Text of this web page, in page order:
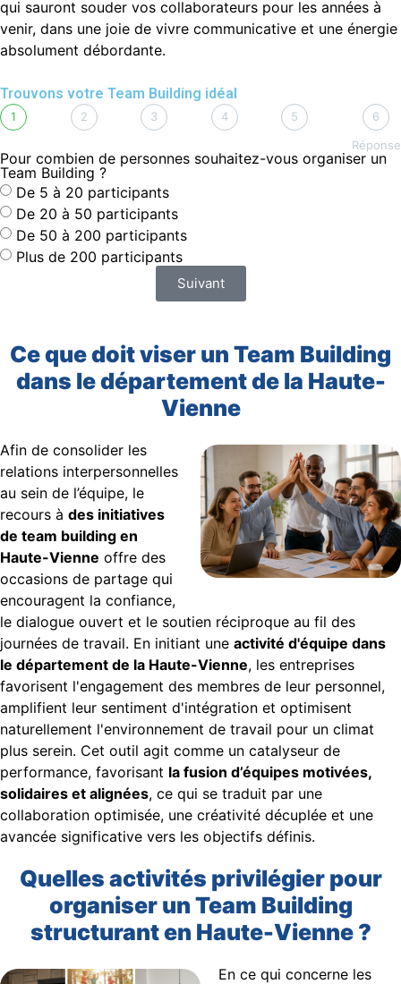
qui sauront souder vos collaborateurs pour les années à
venir, dans une joie de vivre communicative et une énergie
absolument débordante.
Trouvons votre Team Building idéal
1 2 3 4 5
6
Réponse
Pour combien de personnes souhaitez-vous organiser un
Team Building ?
De 5 à 20 participants
De 20 à 50 participants
De 50 à 200 participants
Plus de 200 participants
Suivant
Ce que doit viser un Team Building
dans le département de la Haute-
Vienne
Afin de consolider les
relations interpersonnelles
au sein de l’équipe, le
recours à des initiatives
de team building en
Haute-Vienne offre des
occasions de partage qui
encouragent la confiance,
le dialogue ouvert et le soutien réciproque au fil des
journées de travail. En initiant une activité d'équipe dans
le département de la Haute-Vienne, les entreprises
favorisent l'engagement des membres de leur personnel,
amplifient leur sentiment d'intégration et optimisent
naturellement l'environnement de travail pour un climat
plus serein. Cet outil agit comme un catalyseur de
performance, favorisant la fusion d’équipes motivées,
solidaires et alignées, ce qui se traduit par une
collaboration optimisée, une créativité décuplée et une
avancée significative vers les objectifs définis.
Quelles activités privilégier pour
organiser un Team Building
structurant en Haute-Vienne ?
En ce qui concerne les